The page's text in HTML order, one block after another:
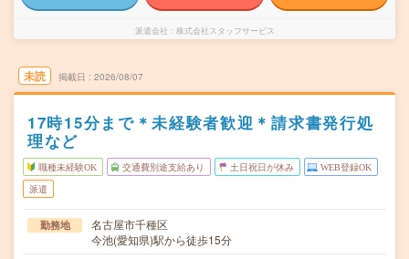
派遣会社 株式会社スタッフサービス
未読 掲載日 2026/08/07
17時15分まで＊未経験者歓迎＊請求書発行処
理など
職種未経験OK 交通費別途支給あり 土日祝日が休み WEB登録OK
派遣
勤務地
名古屋市千種区
今池(愛知県)駅から徒歩15分